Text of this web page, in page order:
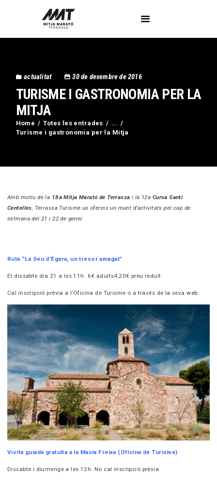
actualitat 30 de desembre de 2016
TURISME I GASTRONOMIA PER LA
MITJA
Home Totes les entrades
...
Turisme i gastronomia per la Mitja
Voluntaris
Circuit Activa’t
Imatges
Curses
Blog
Amb motiu de la 18a Mitja Marató de Terrassa i la 12a Cursa Santi
Centelles Terrassa Turisme us ofereix un munt d’activitats pel cap de
setmana del 21 i 22 de gener.
Ruta “La Seu d’Ègara, un tresor amagat”
El dissabte dia 21 a les 11h. 6€ adults4,20€ preu reduït.
Cal inscripció prèvia a l’Oficina de Turisme o a través de la sevaweb
Visita guiada gratuïta a la Masia Freixa (Oficina de Turisme)
Dissabte i diumenge ales 12h. No cal inscripció prèvia.